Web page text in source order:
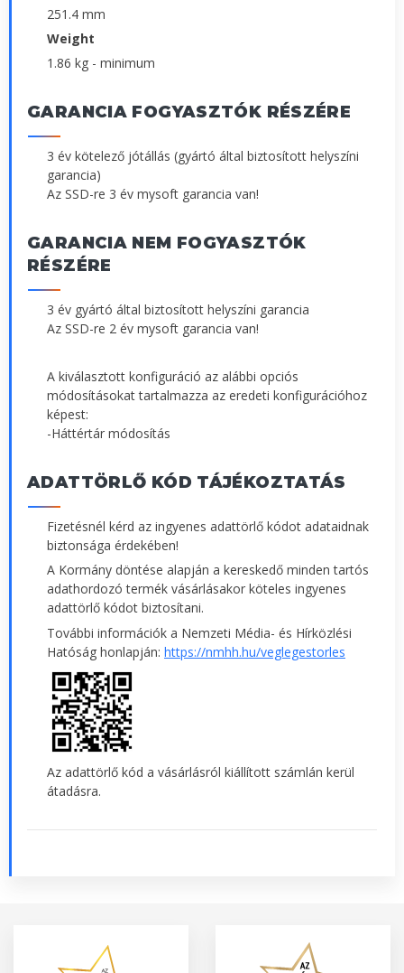
251.4 mm
Weight
1.86 kg - minimum
GARANCIA FOGYASZTÓK RÉSZÉRE
3 év kötelező jótállás (gyártó által biztosított helyszíni
garancia)
Az SSD-re 3 év mysoft garancia van!
GARANCIA NEM FOGYASZTÓK
RÉSZÉRE
3 év gyártó által biztosított helyszíni garancia
Az SSD-re 2 év mysoft garancia van!
A kiválasztott konfiguráció az alábbi opciós
módosításokat tartalmazza az eredeti konfigurációhoz
képest:
-Háttértár módosítás
ADATTÖRLŐ KÓD TÁJÉKOZTATÁS
Fizetésnél kérd az ingyenes adattörlő kódot adataidnak
biztonsága érdekében!
A Kormány döntése alapján a kereskedő minden tartós
adathordozó termék vásárlásakor köteles ingyenes
adattörlő kódot biztosítani.
További információk a Nemzeti Média- és Hírközlési
Hatóság honlapján: https://nmhh.hu/veglegestorles
Az adattörlő kód a vásárlásról kiállított számlán kerül
átadásra.